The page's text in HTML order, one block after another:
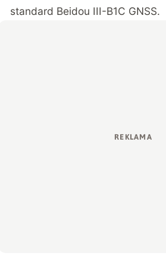
standard Beidou III-B1C GNSS.